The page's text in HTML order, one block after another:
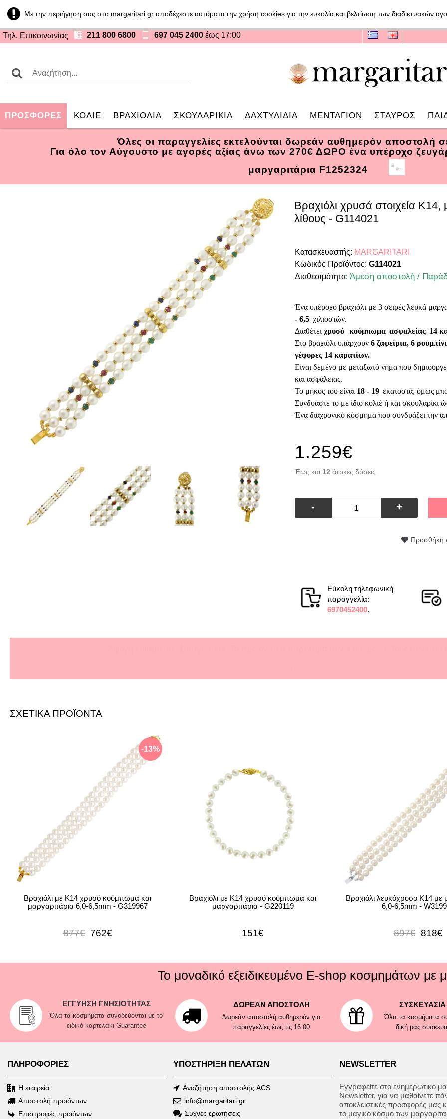
Με την περιήγηση σας στο margaritari.gr αποδέχεστε αυτόματα την χρήση cookies για την ευκολία και βελτίωση των διαδικτυακών
Τηλ. Επικοινωνίας 211 800 6800 697 045 2400 έως 17:00
ΠΡΟΣΦOΡΕΣ ΚΟΛΙΕ ΒΡΑΧΙΟΛΙΑ ΣΚΟΥΛΑΡΙΚΙΑ ΔΑΧΤΥΛΙΔΙΑ ΜΕΝΤΑΓΙΟΝ ΣΤΑΥΡΟΣ
Όλες οι παραγγελίες εκτελούνται δωρεάν αυθημερόν αποστολή
Για όλο τον Αύγουστο με αγορές αξίας άνω των 270€ ΔΩΡΟ ένα υπέροχο
μαργαριτάρια F1252324
Βραχιόλι χρυσά στοιχεία Κ14,
λίθους - G114021
Κατασκευαστής: MARGARITARI
Κωδικός Προϊόντος:G114021
Διαθεσιμότητα:Άμεση αποστολή /
Ένα υπέροχο βραχιόλι με 3 σειρές λευκά
- 6,5 χιλιοστών.
Διαθέτειχρυσό κούμπωμα ασφαλείας 14
Στο βραχιόλι υπάρχουν6 ζαφείρια, 6
γέφυρες 14 καρατίων.
Είναι δεμένο με μεταξωτό νήμα που
και ασφάλειας.
Το μήκος του είναι 18 - 19 εκατοστά, όμως
Συνδυάστε το με ίδιο κολιέ ή και σκουλαρίκι
Ένα διαχρονικό κόσμημα που συνδυάζει την
1.259€
Έως και 12 άτοκες δόσεις
- +
Προσθήκη
Εύκολη τηλεφωνική
παραγγελία:
6970452400.
ΣΧΕΤΙΚΑ ΠΡΟΪΟΝΤΑ
-13%
Βραχιόλι με Κ14 χρυσό κούμπωμα και
μαργαριτάρια 6,0-6,5mm - G319967
877€ 762€
Βραχιόλι με Κ14 χρυσό κούμπωμα και
μαργαριτάρια - G220119
151€
Βραχιόλι λευκόχρυσο Κ14 με
6,0-6,5mm -
897€ 818€
Το μοναδικό εξειδικευμένο E-shop κοσμημάτων με
ΕΓΓΥΗΣΗ ΓΝΗΣΙΟΤΗΤΑΣ
Όλα τα κοσμήματα συνοδεύονται με το
ειδικό καρτελάκι Guarantee
ΔΩΡΕΑΝ ΑΠΟΣΤΟΛΗ
Δωρεάν αποστολή αυθημερόν για
παραγγελίες έως τις 16:00
Όλα τα κοσμήματα
δική μας
ΠΛΗΡΟΦΟΡΙΕΣ
Η εταιρεία
Αποστολή προϊόντων
Επιστροφές προϊόντων
ΥΠΟΣΤΗΡΙΞΗ ΠΕΛΑΤΩΝ
Αναζήτηση αποστολής ACS
info@margaritari.gr
Συχνές ερωτήσεις
NEWSLETTER
Εγγραφείτε στο ενημερωτικό
Newsletter, για να μαθαίνετε
αποκλειστικές προσφορές μας
το μαγικό κόσμο των